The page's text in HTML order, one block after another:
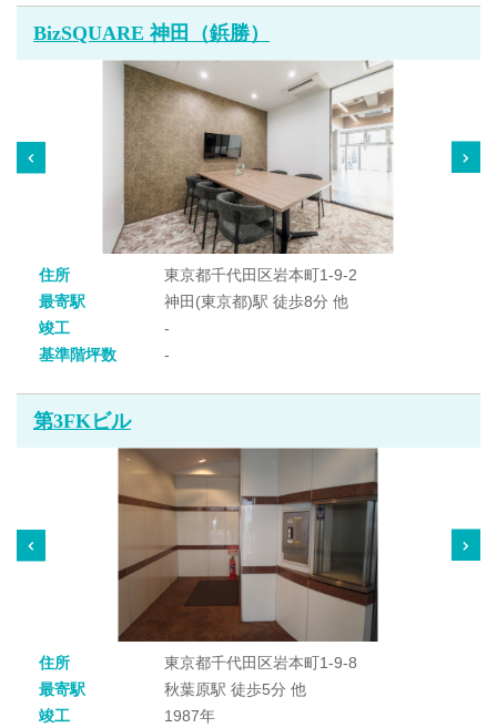
BizSQUARE 神田（鋲勝）
住所
東京都千代田区岩本町1-9-2
最寄駅
神田(東京都)駅 徒歩8分 他
竣工
-
基準階坪数
-
第3FKビル
住所
東京都千代田区岩本町1-9-8
最寄駅
秋葉原駅 徒歩5分 他
竣工
1987年